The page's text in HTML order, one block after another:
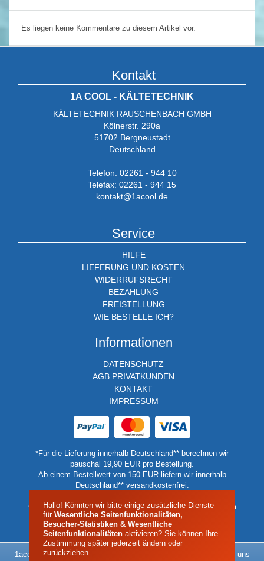
Es liegen keine Kommentare zu diesem Artikel vor.
Kontakt
1A COOL - KÄLTETECHNIK
KÄLTETECHNIK RAUSCHENBACH GMBH
Kölnerstr. 290a
51702 Bergneustadt
Deutschland
Telefon: 02261 - 944 10
Telefax: 02261 - 944 15
kontakt@1acool.de
Service
HILFE
LIEFERUNG UND KOSTEN
WIDERRUFSRECHT
BEZAHLUNG
FREISTELLUNG
WIE BESTELLE ICH?
Informationen
DATENSCHUTZ
AGB PRIVATKUNDEN
KONTAKT
IMPRESSUM
*Für die Lieferung innerhalb Deutschland** berechnen wir
pauschal 19,90 EUR pro Bestellung.
Ab einem Bestellwert von 150 EUR liefern wir innerhalb
Deutschland** versandkostenfrei.
Geben Sie in diesen Fällen bitte eine Lieferadressen auf dem
Festland oder einer Talstation an.
1acool - Alles rund um das Thema Kältetechnik - Das Klima liegt uns
Hallo! Könnten wir bitte einige zusätzliche Dienste
für Wesentliche Seitenfunktionalitäten,
Besucher-Statistiken & Wesentliche
Seitenfunktionalitäten aktivieren? Sie können Ihre
Zustimmung später jederzeit ändern oder
zurückziehen.